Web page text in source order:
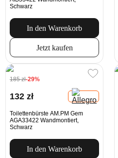
Schwarz
In den Warenkorb
Jetzt kaufen
185 zł-29%
132 zł
Toilettenbürste AM.PM Gem
AGA33422 Wandmontiert,
Schwarz
In den Warenkorb